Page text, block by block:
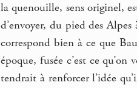
la quenouille, sens originel,
d’envoyer, du pied des
correspond bien à ce que
époque, fusée c’est ce
tendrait à renforcer l’idée